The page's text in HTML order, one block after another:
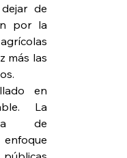
de
por la
más las
en
La
de